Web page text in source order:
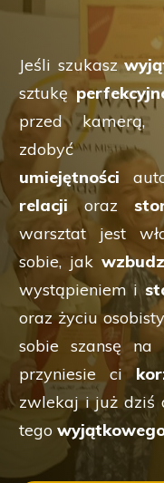
Jeśli szukasz
sztukę
przed kamerą,
umiejętności
relacji oraz
warsztat jest
sobie, jak
wystąpieniem i
oraz życiu
sobie szansę na
przyniesie ci
zwlekaj i już dziś
tego